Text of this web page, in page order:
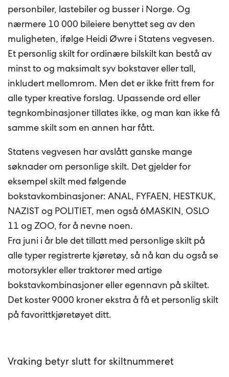
personbiler, lastebiler og busser i Norge. Og
nærmere 10 000 bileiere benyttet seg av den
muligheten, ifølge Heidi Øwre i Statens vegvesen.
Et personlig skilt for ordinære bilskilt kan bestå av
minst to og maksimalt syv bokstaver eller tall,
inkludert mellomrom. Men det er ikke fritt frem for
alle typer kreative forslag. Upassende ord eller
tegnkombinasjoner tillates ikke, og man kan ikke få
samme skilt som en annen har fått.
Statens vegvesen har avslått ganske mange
søknader om personlige skilt. Det gjelder for
eksempel skilt med følgende
bokstavkombinasjoner: ANAL, FYFAEN, HESTKUK,
NAZIST og POLITIET, men også 6MASKIN, OSLO
11 og ZOO, for å nevne noen.
Fra juni i år ble det tillatt med personlige skilt på
alle typer registrerte kjøretøy, så nå kan du også se
motorsykler eller traktorer med artige
bokstavkombinasjoner eller egennavn på skiltet.
Det koster 9000 kroner ekstra å få et personlig skilt
på favorittkjøretøyet ditt.
Vraking betyr slutt for skiltnummeret